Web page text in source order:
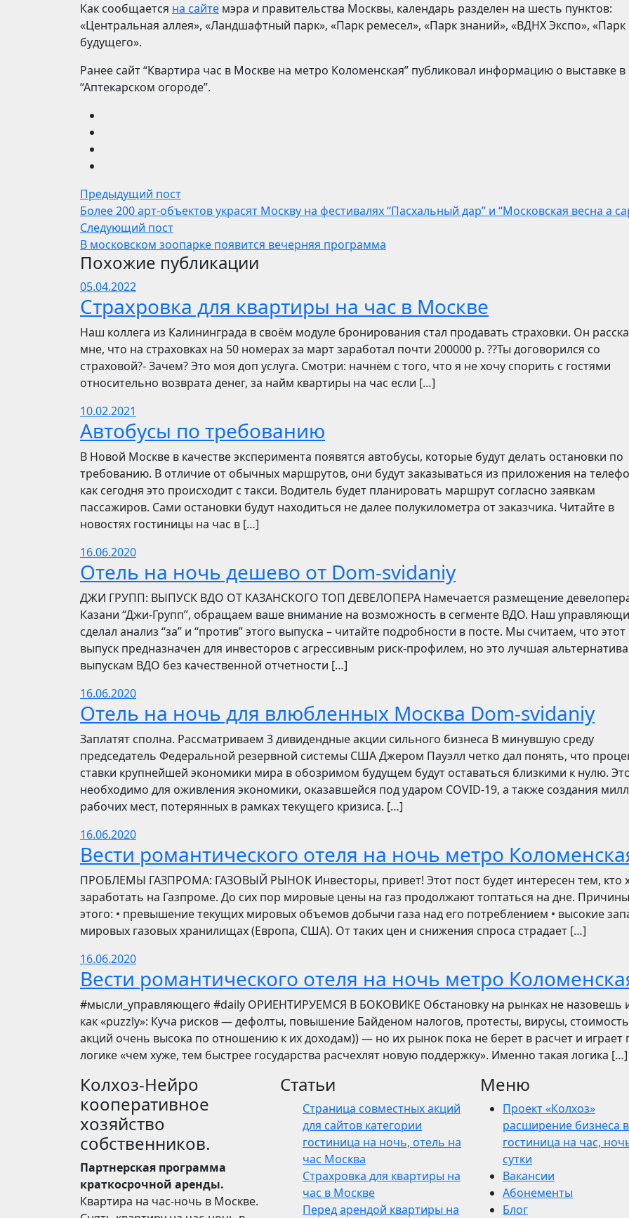
Как сообщается на сайте мэра и правительства Москвы, календарь разделен на шесть пунктов:
«Центральная аллея», «Ландшафтный парк», «Парк ремесел», «Парк знаний», «ВДНХ Экспо», «Парк
будущего».
Ранее сайт “Квартира час в Москве на метро Коломенская” публиковал информацию о выставке в
“Аптекарском огороде”.
Предыдущий пост
Более 200 арт-объектов украсят Москву на фестивалях “Пасхальный дар” и “Московская весна a
Следующий пост
В московском зоопарке появится вечерняя программа
Похожие публикации
05.04.2022
Страхровка для квартиры на час в Москве
Наш коллега из Калининграда в своём модуле бронирования стал продавать страховки. Он
мне, что на страховках на 50 номерах за март заработал почти 200000 р. ??Ты договорился со
страховой?- Зачем? Это моя доп услуга. Смотри: начнём с того, что я не хочу спорить с гостями
относительно возврата денег, за найм квартиры на час если […]
10.02.2021
Автобусы по требованию
В Новой Москве в качестве эксперимента появятся автобусы, которые будут делать остановки по
требованию. В отличие от обычных маршрутов, они будут заказываться из приложения на
как сегодня это происходит с такси. Водитель будет планировать маршрут согласно заявкам
пассажиров. Сами остановки будут находиться не далее полукилометра от заказчика. Читайте в
новостях гостиницы на час в […]
16.06.2020
Отель на ночь дешево от Dom-svidaniy
​​ДЖИ ГРУПП: ВЫПУСК ВДО ОТ КАЗАНСКОГО ТОП ДЕВЕЛОПЕРА Намечается размещение
Казани “Джи-Групп”, обращаем ваше внимание на возможность в сегменте ВДО. Наш
сделал анализ “за” и “против” этого выпуска – читайте подробности в посте. Мы считаем, что этот
выпуск предназначен для инвесторов с агрессивным риск-профилем, но это лучшая альтернатива
выпускам ВДО без качественной отчетности […]
16.06.2020
Отель на ночь для влюбленных Москва Dom-svidaniy
Заплатят сполна. Рассматриваем 3 дивидендные акции сильного бизнеса В минувшую среду
председатель Федеральной резервной системы США Джером Пауэлл четко дал понять, что
ставки крупнейшей экономики мира в обозримом будущем будут оставаться близкими к нулю.
необходимо для оживления экономики, оказавшейся под ударом COVID-19, а также создания
рабочих мест, потерянных в рамках текущего кризиса. […]
16.06.2020
Вести романтического отеля на ночь метро
ПРОБЛЕМЫ ГАЗПРОМА: ГАЗОВЫЙ РЫНОК Инвесторы, привет! Этот пост будет интересен тем, кто
заработать на Газпроме. До сих пор мировые цены на газ продолжают топтаться на дне. Причины
этого: • превышение текущих мировых объемов добычи газа над его потреблением • высокие
мировых газовых хранилищах (Европа, США). От таких цен и снижения спроса страдает […]
16.06.2020
Вести романтического отеля на ночь метро
​​#мысли_управляющего #daily ОРИЕНТИРУЕМСЯ В БОКОВИКЕ Обстановку на рынках не назовешь
как «puzzly»: Куча рисков — дефолты, повышение Байденом налогов, протесты, вирусы, стоимость
акций очень высока по отношению к их доходам)) — но их рынок пока не берет в расчет и играет
логике «чем хуже, тем быстрее государства расчехлят новую поддержку». Именно такая логика […]
Колхоз-Нейро
кооперативное
хозяйство
собственников.
Партнерская программа
краткосрочной аренды.
Квартира на час-ночь в Москве.
Статьи
Страница совместных акций
для сайтов категории
гостиница на ночь, отель на
час Москва
Страхровка для квартиры на
час в Москве
Перед арендой квартиры на
Меню
Проект «Колхоз»
расширение бизнеса
гостиница на час,
сутки
Вакансии
Абонементы
Блог